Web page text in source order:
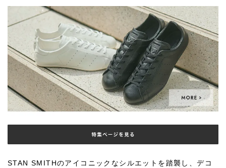
STAN SMITHのアイコニックなシルエットを踏襲し、デコ